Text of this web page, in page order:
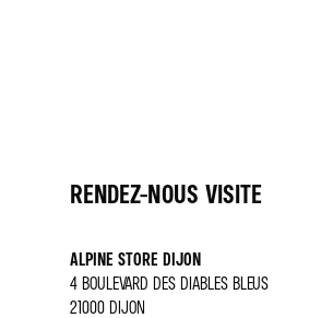
RENDEZ-NOUS VISITE
ALPINE STORE DIJON
4 BOULEVARD DES DIABLES BLEUS
21000 DIJON